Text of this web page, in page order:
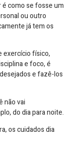
como se fosse um
ou outro
já tem os
exercício físico,
e foco, é
e fazê-los
não vai
do dia para noite.
os cuidados dia